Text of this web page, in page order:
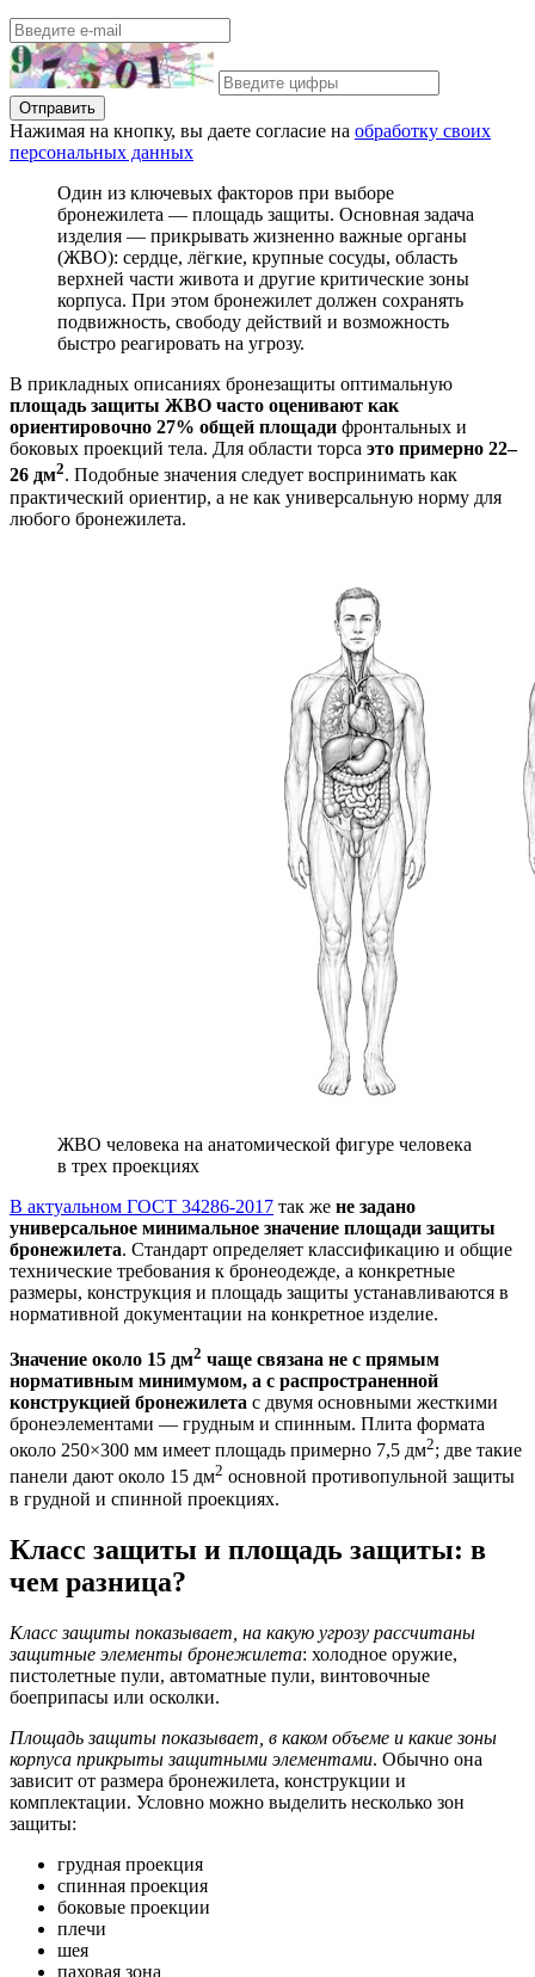
Отправить
Нажимая на кнопку, вы даете согласие на обработку своих
персональных данных
Один из ключевых факторов при выборе
бронежилета — площадь защиты. Основная задача
изделия — прикрывать жизненно важные органы
(ЖВО): сердце, лёгкие, крупные сосуды, область
верхней части живота и другие критические зоны
корпуса. При этом бронежилет должен сохранять
подвижность, свободу действий и возможность
быстро реагировать на угрозу.
В прикладных описаниях бронезащиты оптимальную
площадь защиты ЖВО часто оценивают как
ориентировочно 27% общей площади фронтальных и
боковых проекций тела. Для области торса это примерно 22–
26 дм2. Подобные значения следует воспринимать как
практический ориентир, а не как универсальную норму для
любого бронежилета.
ЖВО человека на анатомической фигуре человека
в трех проекциях
В актуальном ГОСТ 34286-2017 так же не задано
универсальное минимальное значение площади защиты
бронежилета. Стандарт определяет классификацию и общие
технические требования к бронеодежде, а конкретные
размеры, конструкция и площадь защиты устанавливаются в
нормативной документации на конкретное изделие.
Значение около 15 дм2 чаще связана не с прямым
нормативным минимумом, а с распространенной
конструкцией бронежилета с двумя основными жесткими
бронеэлементами — грудным и спинным. Плита формата
около 250×300 мм имеет площадь примерно 7,5 дм2; две такие
панели дают около 15 дм2 основной противопульной защиты
в грудной и спинной проекциях.
Класс защиты и площадь защиты: в
чем разница?
Класс защиты показывает, на какую угрозу рассчитаны
защитные элементы бронежилета: холодное оружие,
пистолетные пули, автоматные пули, винтовочные
боеприпасы или осколки.
Площадь защиты показывает, в каком объeме и какие зоны
корпуса прикрыты защитными элементами. Обычно она
зависит от размера бронежилета, конструкции и
комплектации. Условно можно выделить несколько зон
защиты:
грудная проекция
спинная проекция
боковые проекции
плечи
шея
паховая зона